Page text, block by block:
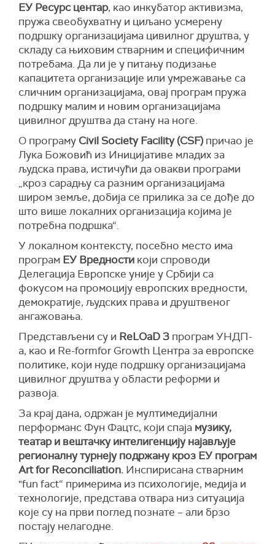
ЕУ Ресурс центар, као инкубатор активизма,
пружа свеобухватну и циљано усмерену
подршку организацијама цивилног друштва, у
складу са њиховим стварним и специфичним
потребама. Да ли је у питању подизање
капацитета организације или умрежавање са
сличним организацијама, овај програм пружа
подршку малим и новим организацијама
цивилног друштва да стану на ноге.
О програму Civil Society Facility (CSF) причао је
Лука Божовић из Иницијативе младих за
људска права, истичући да овакви програми
„кроз сарадњу са разним организацијама
широм земље, добија се прилика за се дође до
што више локалних организација којима је
потребна подршка“.
У локалном контексту, посебно место има
програм ЕУ Вредности који спроводи
Делегација Европске уније у Србији са
фокусом на промоцију европских вредности,
демократије, људских права и друштвеног
ангажовања.
Представљени су и ReLOaD 3 програм УНДП-
а, као и Re-formfor Growth Центра за европске
политике, који нуде подршку организацијама
цивилног друштва у области реформи и
развоја.
За крај дана, одржан је мултимедијални
перформанс Фун Фацтс, који спаја музику,
театар и вештачку интелигенцију најављује
регионалну турнеју подржану кроз ЕУ програм
Art for Reconciliation. Инспирисана стварним
"fun fact“ примерима из психологије, медија и
технологије, представа отвара низ ситуација
које су на први поглед познате – али брзо
постају нелагодне.